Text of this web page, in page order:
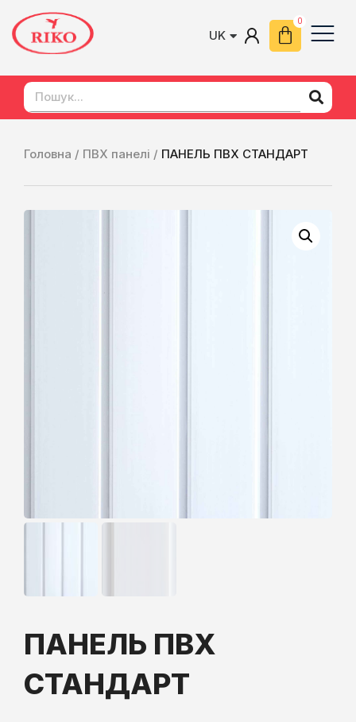
UK
EN
Головна / ПВХ панелі / ПАНЕЛЬ ПВХ СТАНДАРТ
ПАНЕЛЬ ПВХ
СТАНДАРТ